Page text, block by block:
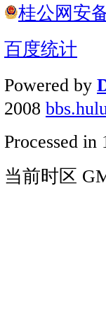
桂公网安
百度统计
Powered by
2008
Processed in
当前时区